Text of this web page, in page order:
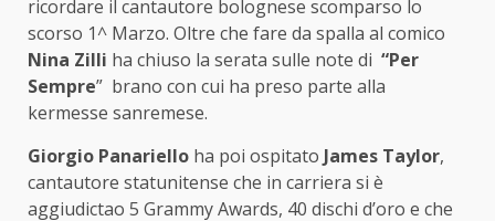
ricordare il cantautore bolognese scomparso lo
scorso 1^ Marzo. Oltre che fare da spalla al comico
Nina Zilli ha chiuso la serata sulle note di “Per
Sempre” brano con cui ha preso parte alla
kermesse sanremese.
Giorgio Panariello ha poi ospitato James Taylor,
cantautore statunitense che in carriera si è
aggiudictao 5 Grammy Awards, 40 dischi d’oro e che